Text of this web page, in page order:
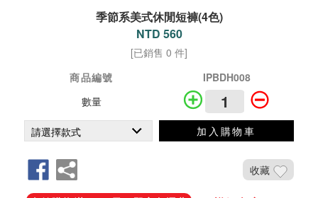
季節系美式休閒短褲(4色)
NTD 560
[已銷售 0 件]
商品編號
IPBDH008
數量
加入購物車
收藏